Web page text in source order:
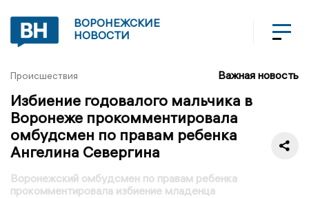
ВОРОНЕЖСКИЕ
НОВОСТИ
Происшествия Важная новость
Избиение годовалого мальчика в
Воронеже прокомментировала
омбудсмен по правам ребенка
Ангелина Севергина
Воронежский омбудсмен по правам ребенка
прокомментировала избиение младенца